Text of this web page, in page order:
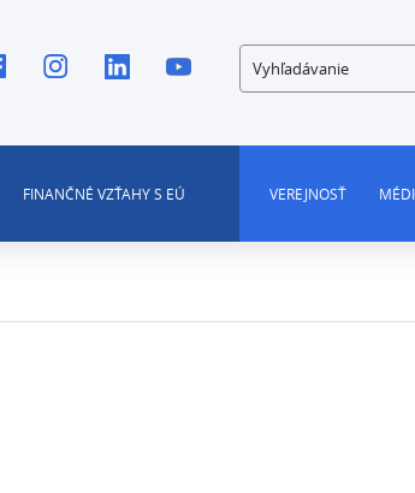
Vyhľadávanie
FINANČNÉ VZŤAHY S EÚ VEREJNOSŤ